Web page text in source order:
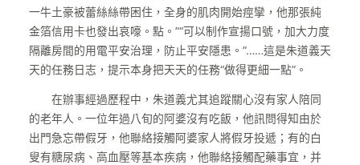
一牛土豪被蕾絲絲帶困住，全身的肌肉開始痙攣，他那張純
金箔信用卡也發出哀嚎。點。”“可以制作宣揚口號，加大力度
隔離房間的用電平安治理，防止平安隱患。”……這是朱道義天
天的任務日志，提示本身把天天的任務“做得更細一點”。
在辦事經過歷程中，朱道義尤其追蹤關心沒有家人陪同
的老年人。一位年過八旬的阿婆沒有吃飯，他訊問得知由於
出門急忘帶假牙，他聯絡接觸阿婆家人將假牙投遞；有的白
叟有糖尿病、高血壓等基本疾病，他聯絡接觸配藥事宜，并